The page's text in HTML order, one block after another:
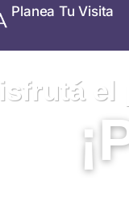
Planea Tu Visita
el